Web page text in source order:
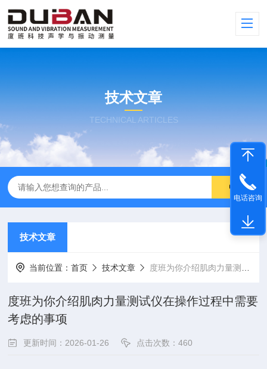
技术文章
TECHNICAL ARTICLES
技术文章
当前位置：首页 技术文章 度班为你介绍肌肉力量测试仪在操作过程中需要考虑的事项
度班为你介绍肌肉力量测试仪在操作过程中需要
考虑的事项
更新时间：2026-01-26 点击次数：460
电话咨询